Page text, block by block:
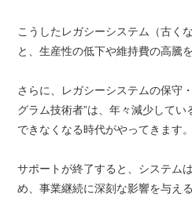
こうしたレガシーシステム（古く
と、生産性の低下や維持費の高騰
さらに、レガシーシステムの保守
グラム技術者”は、年々減少してい
できなくなる時代がやってきます。
サポートが終了すると、システム
め、事業継続に深刻な影響を与え